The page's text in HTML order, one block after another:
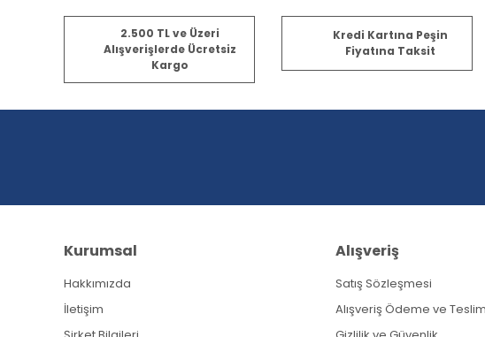
Bu ürünün fiyat bilgisi, resim, ürün açıklamalarında ve diğer konularda
Görüş ve önerileriniz için teşekkür ederiz.
Ürün resmi kalitesiz, bozuk veya görüntülenemiyor.
Ürün açıklamasında eksik bilgiler bulunuyor.
2.500 TL ve Üzeri
Alışverişlerde Ücretsiz
Kargo
Kredi Kartına Peşin
Fiyatına Taksit
Kurumsal
Hakkımızda
İletişim
Alışveriş
Satış Sözleşmesi
Alışveriş Ödeme ve